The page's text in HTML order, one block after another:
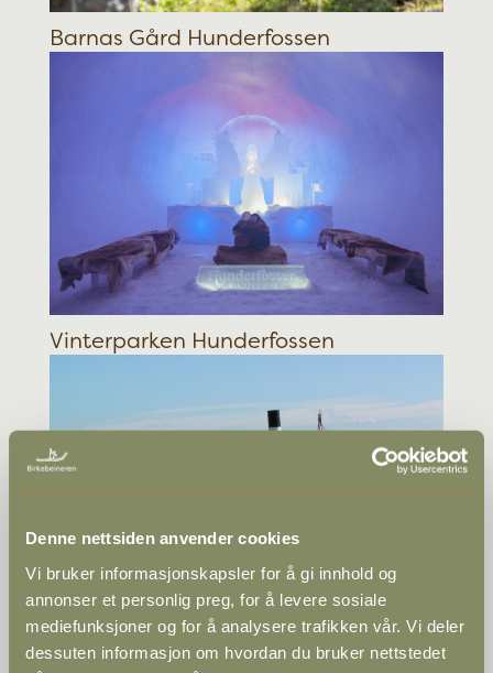
Denne nettsiden anvender cookies
Vi bruker informasjonskapsler for å gi innhold og
annonser et personlig preg, for å levere sosiale
mediefunksjoner og for å analysere trafikken vår. Vi deler
dessuten informasjon om hvordan du bruker nettstedet
Barnas Gård Hunderfossen
Vinterparken Hunderfossen
Skibladner